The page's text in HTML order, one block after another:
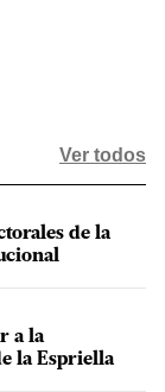
Ver todos
de la
a la
la Espriella